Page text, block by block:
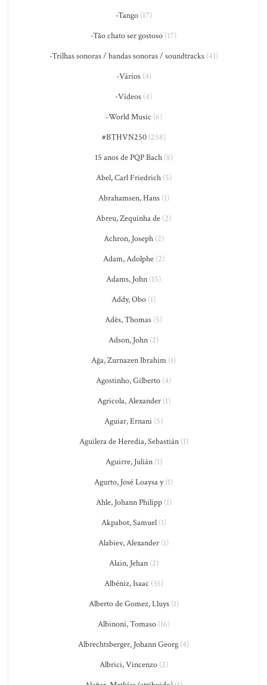
-Tango(17)
-Tão chato ser gostoso (17)
-Trilhas sonoras / bandas sonoras / soundtracks(41)
-Vários(4)
-Vídeos (4)
-World Music (6)
#BTHVN250(258)
15 anos de PQP Bach(8)
Abel, Carl Friedrich(5)
Abrahamsen, Hans(1)
Abreu, Zequinha de (2)
Achron, Joseph(2)
Adam, Adolphe(2)
Adams, John (15)
Addy, Obo (1)
Adès, Thomas (5)
Adson, John (2)
Ağa, Zurnazen Ibrahim (1)
Agostinho, Gilberto (4)
Agricola, Alexander(1)
Aguiar, Ernani (5)
Aguilera de Heredia, Sebastián(1)
Aguirre, Julián(1)
Agurto, José Loaysa y(1)
Ahle, Johann Philipp(1)
Akpabot, Samuel(1)
Alabiev, Alexander (1)
Alain, Jehan(2)
Albéniz, Isaac (35)
Alberto de Gomez, Lluys(1)
Albinoni, Tomaso(16)
Albrechtsberger, Johann Georg (4)
Albrici, Vincenzo(2)